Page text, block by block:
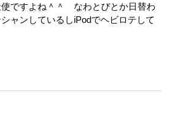
使ですよね＾＾ なわとびとか日替わ
ャンしているしiPodでヘビロテして